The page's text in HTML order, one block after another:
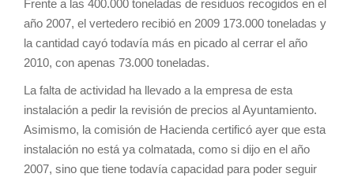
Frente a las 400.000 toneladas de residuos recogidos en el
año 2007, el vertedero recibió en 2009 173.000 toneladas y
la cantidad cayó todavía más en picado al cerrar el año
2010, con apenas 73.000 toneladas.
La falta de actividad ha llevado a la empresa de esta
instalación a pedir la revisión de precios al Ayuntamiento.
Asimismo, la comisión de Hacienda certificó ayer que esta
instalación no está ya colmatada, como si dijo en el año
2007, sino que tiene todavía capacidad para poder seguir